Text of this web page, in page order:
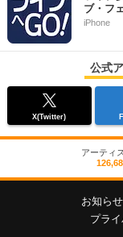
ブ・フ
iPhone
公式
X(Twitter)
アーティ
お知らせ
プラ